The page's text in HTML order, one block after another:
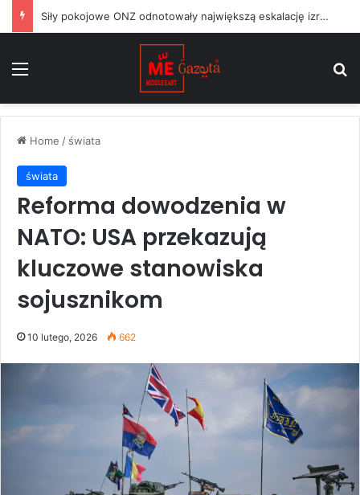
Siły pokojowe ONZ odnotowały największą eskalację izraelskich działań w Libanie od czasu zawieszenia broni w czerwcu
Home / świata
świata
Reforma dowodzenia w
NATO: USA przekazują
kluczowe stanowiska
sojusznikom
10 lutego, 2026 662